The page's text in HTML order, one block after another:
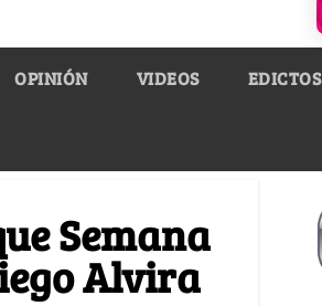
OPINIÓN VIDEOS EDICTOS
Semana
Alvira